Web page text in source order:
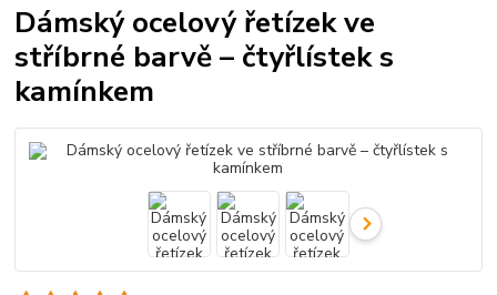
Dámský ocelový řetízek ve
stříbrné barvě – čtyřlístek s
kamínkem